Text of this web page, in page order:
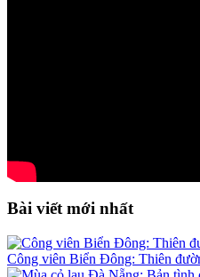
Bài viết mới nhất
Công viên Biển Đông: Thiên